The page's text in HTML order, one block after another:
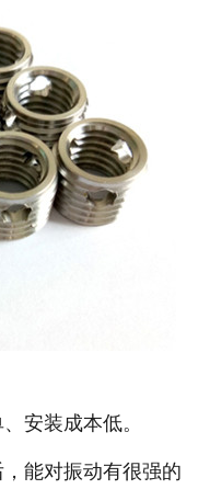
安装成本低。
能对振动有很强的